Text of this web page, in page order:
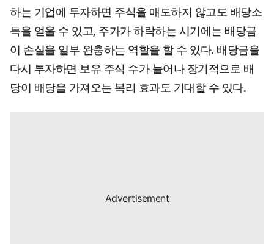
하는 기업에 투자하면 주식을 매도하지 않고도 배당소
득을 얻을 수 있고, 주가가 하락하는 시기에는 배당금
이 손실을 일부 완충하는 역할을 할 수 있다. 배당금을
다시 투자하면 보유 주식 수가 늘어나 장기적으로 배
당이 배당을 가져오는 복리 효과도 기대할 수 있다.